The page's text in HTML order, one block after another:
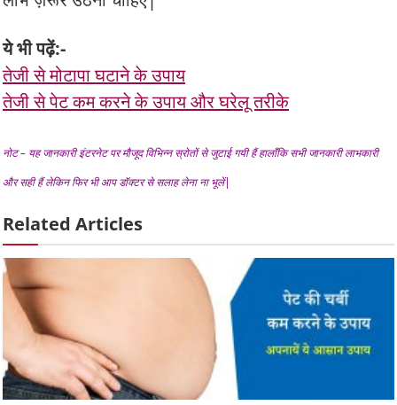
ये भी पढ़ें:-
तेजी से मोटापा घटाने के उपाय
तेजी से पेट कम करने के उपाय और घरेलू तरीके
नोट – यह जानकारी इंटरनेट पर मौजूद विभिन्न स्रोतों से जुटाई गयी हैं हालाँकि सभी जानकारी लाभकारी
और सही हैं लेकिन फिर भी आप डॉक्टर से सलाह लेना ना भूलें|
Related Articles